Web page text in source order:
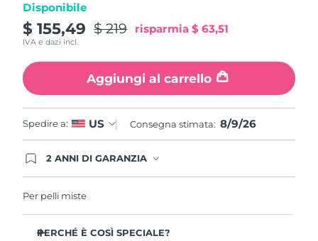
Disponibile
$ 155,49 $ 219 risparmia $ 63,51
IVA e dazi incl.
Aggiungi al carrello
Spedire a: US Consegna stimata: 8/9/26
2 ANNI DI GARANZIA
che, in caso di difetti nei primi 2 anni dalla data di
gratuitamente.
Per pelli miste
PERCHÉ È COSÌ SPECIALE?